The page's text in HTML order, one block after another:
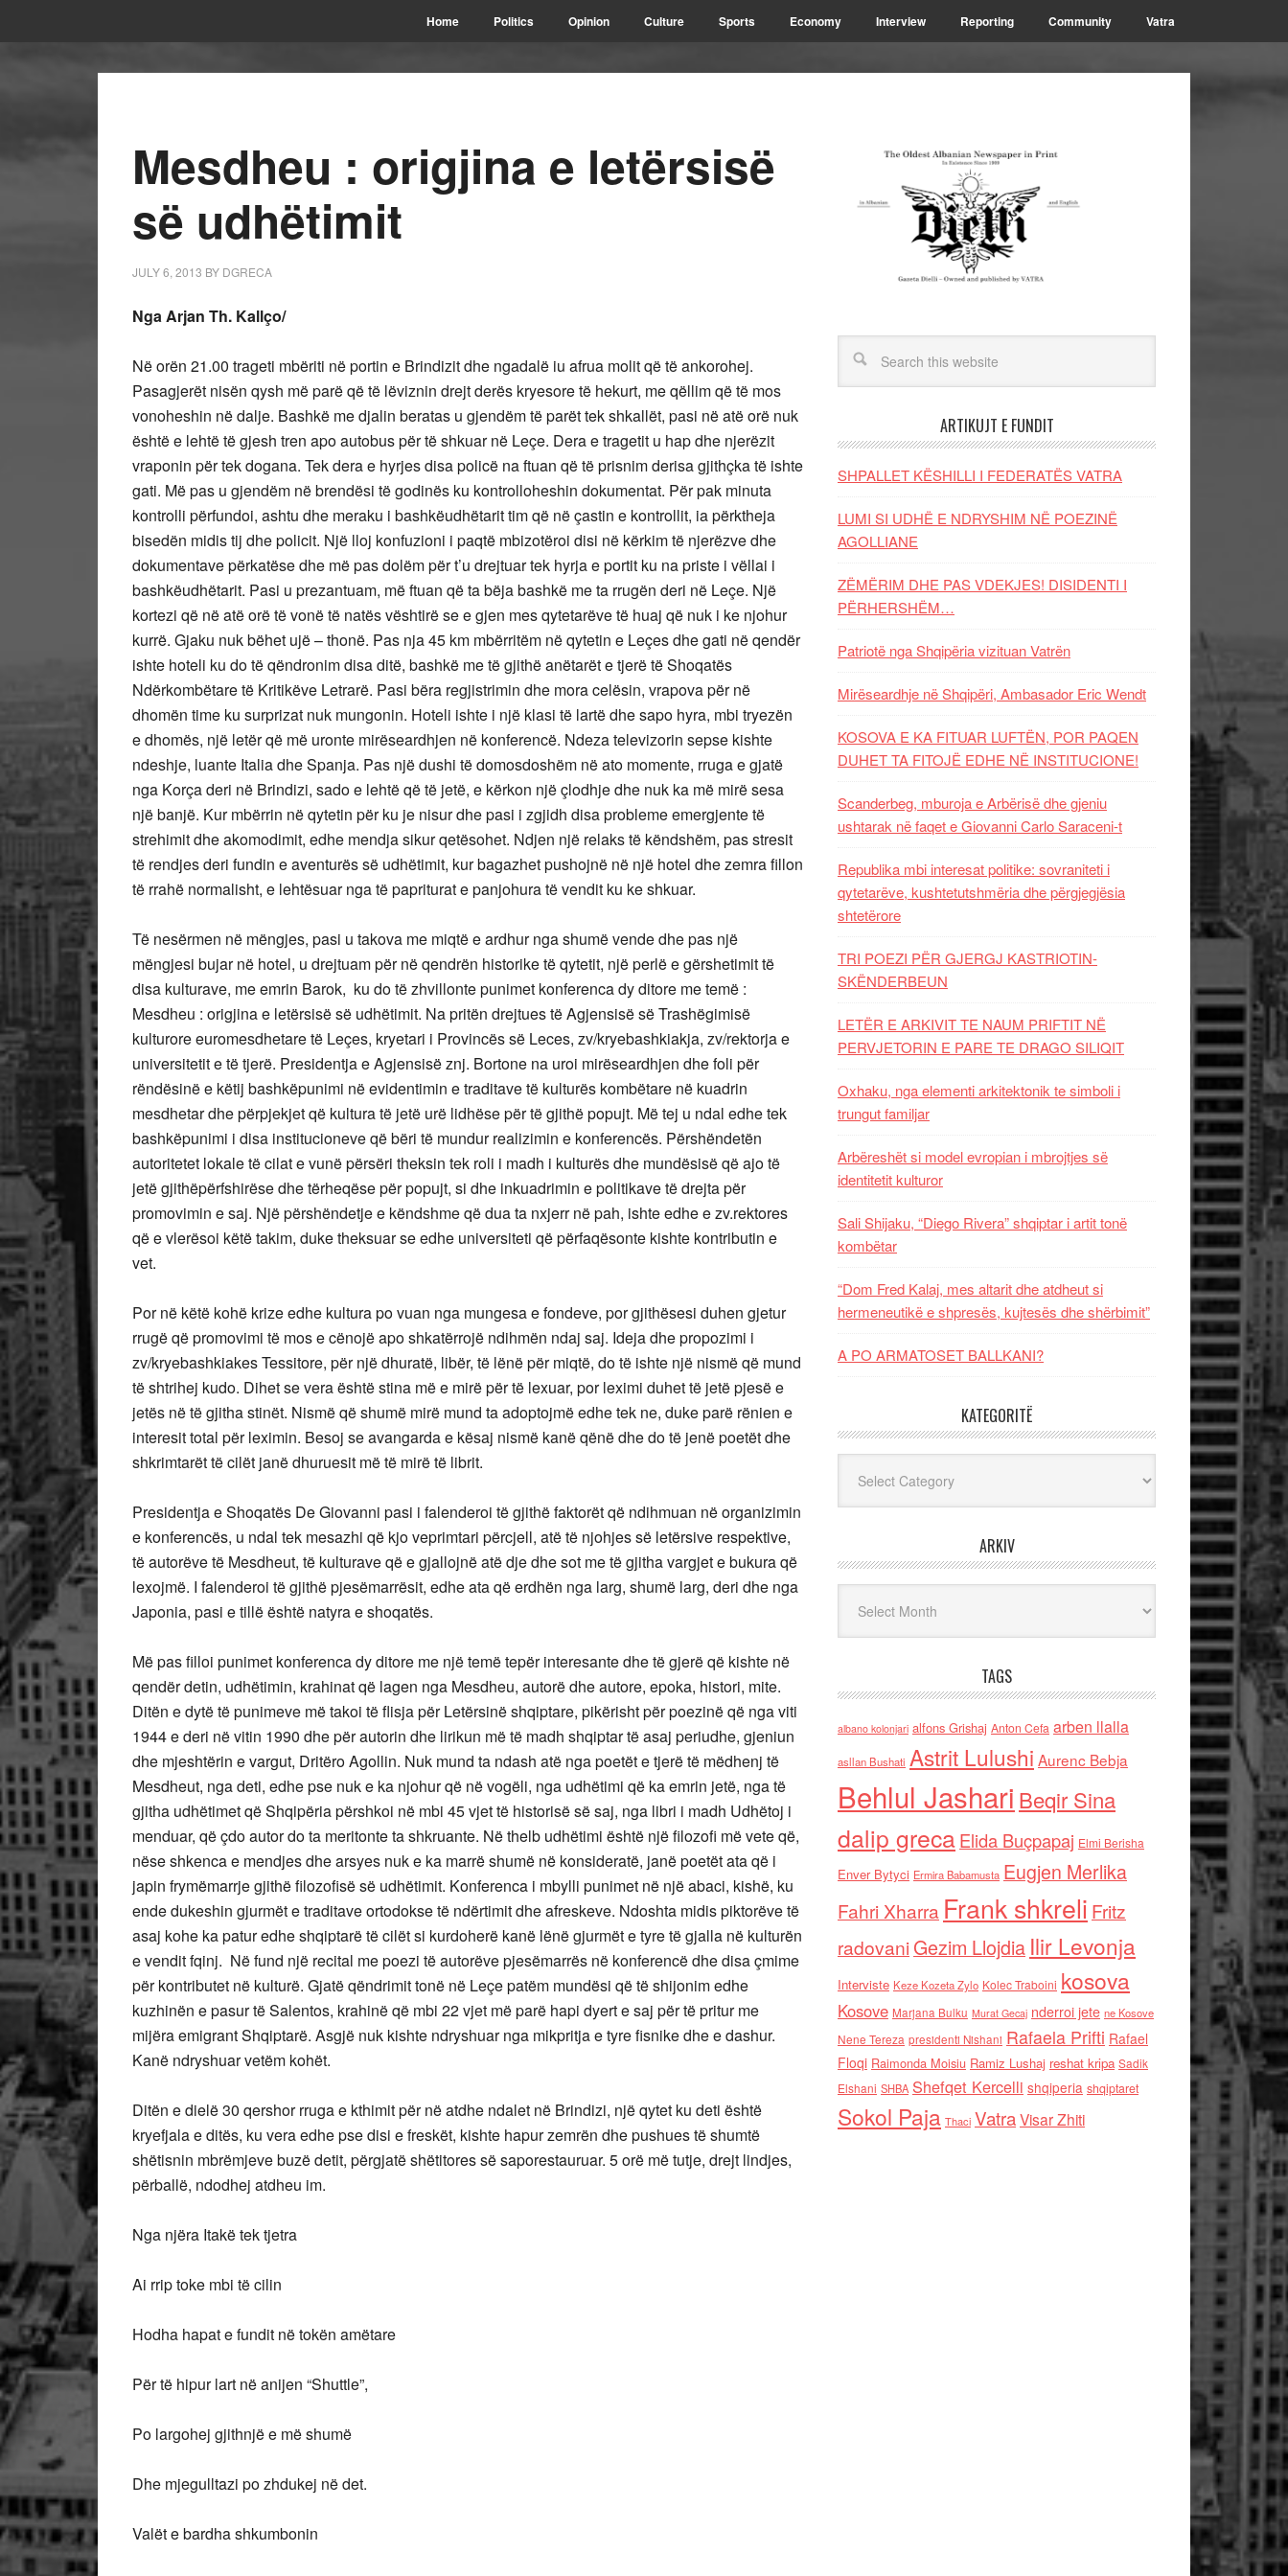
Home Politics Opinion Culture Sports Economy Interview Reporting Community Vatra
Mesdheu : origjina e letërsisë
së udhëtimit
JULY 6, 2013 BY DGRECA
Nga Arjan Th. Kallço/
Në orën 21.00 trageti mbëriti në portin e Brindizit dhe ngadalë iu afrua molit që të ankorohej.
Pasagjerët nisën qysh më parë që të lëviznin drejt derës kryesore të hekurt, me qëllim që të mos
vonoheshin në dalje. Bashkë me djalin beratas u gjendëm të parët tek shkallët, pasi në atë orë nuk
është e lehtë të gjesh tren apo autobus për të shkuar në Leçe. Dera e tragetit u hap dhe njerëzit
vraponin për tek dogana. Tek dera e hyrjes disa policë na ftuan që të prisnim derisa gjithçka të ishte
gati. Më pas u gjendëm në brendësi të godinës ku kontrolloheshin dokumentat. Për pak minuta
kontrolli përfundoi, ashtu dhe meraku i bashkëudhëtarit tim që në çastin e kontrollit, ia përktheja
bisedën midis tij dhe policit. Një lloj konfuzioni i paqtë mbizotëroi disi në kërkim të njerëzve dhe
dokumentave përkatëse dhe më pas dolëm për t’u drejtuar tek hyrja e portit ku na priste i vëllai i
bashkëudhëtarit. Pasi u prezantuam, më ftuan që ta bëja bashkë me ta rrugën deri në Leçe. Një
kortezi që në atë orë të vonë të natës vështirë se e gjen mes qytetarëve të huaj që nuk i ke njohur
kurrë. Gjaku nuk bëhet ujë – thonë. Pas nja 45 km mbërritëm në qytetin e Leçes dhe gati në qendër
ishte hoteli ku do të qëndronim disa ditë, bashkë me të gjithë anëtarët e tjerë të Shoqatës
Ndërkombëtare të Kritikëve Letrarë. Pasi bëra regjistrimin dhe mora celësin, vrapova për në
dhomën time ku surprizat nuk mungonin. Hoteli ishte i një klasi të lartë dhe sapo hyra, mbi tryezën
e dhomës, një letër që më uronte mirëseardhjen në konferencë. Ndeza televizorin sepse kishte
ndeshje, luante Italia dhe Spanja. Pas një dushi të domosdoshëm në ato momente, rruga e gjatë
nga Korça deri në Brindizi, sado e lehtë që të jetë, e kërkon një çlodhje dhe nuk ka më mirë sesa
një banjë. Kur mbërrin në qytetin për ku je nisur dhe pasi i zgjidh disa probleme emergjente të
strehimit dhe akomodimit, edhe mendja sikur qetësohet. Ndjen një relaks të këndshëm, pas stresit
të rendjes deri fundin e aventurës së udhëtimit, kur bagazhet pushojnë në një hotel dhe zemra fillon
të rrahë normalisht, e lehtësuar nga të papriturat e panjohura të vendit ku ke shkuar.
Të nesërmen në mëngjes, pasi u takova me miqtë e ardhur nga shumë vende dhe pas një
mëngjesi bujar në hotel, u drejtuam për në qendrën historike të qytetit, një perlë e gërshetimit të
disa kulturave, me emrin Barok, ku do të zhvillonte punimet konferenca dy ditore me temë :
Mesdheu : origjina e letërsisë së udhëtimit. Na pritën drejtues të Agjensisë së Trashëgimisë
kulturore euromesdhetare të Leçes, kryetari i Provincës së Leces, zv/kryebashkiakja, zv/rektorja e
universitetit e të tjerë. Presidentja e Agjensisë znj. Bortone na uroi mirëseardhjen dhe foli për
rëndësinë e këtij bashkëpunimi në evidentimin e traditave të kulturës kombëtare në kuadrin
mesdhetar dhe përpjekjet që kultura të jetë urë lidhëse për të gjithë popujt. Më tej u ndal edhe tek
bashkëpunimi i disa institucioneve që bëri të mundur realizimin e konferencës. Përshëndetën
autoritetet lokale të cilat e vunë përsëri theksin tek roli i madh i kulturës dhe mundësisë që ajo të
jetë gjithëpërfshirëse dhe tërheqëse për popujt, si dhe inkuadrimin e politikave të drejta për
promovimin e saj. Një përshëndetje e këndshme që dua ta nxjerr në pah, ishte edhe e zv.rektores
që e vlerësoi këtë takim, duke theksuar se edhe universiteti që përfaqësonte kishte kontributin e
vet.
Por në këtë kohë krize edhe kultura po vuan nga mungesa e fondeve, por gjithësesi duhen gjetur
rrugë që promovimi të mos e cënojë apo shkatërrojë ndihmën ndaj saj. Ideja dhe propozimi i
zv/kryebashkiakes Tessitore, për një dhuratë, libër, të lënë për miqtë, do të ishte një nismë që mund
të shtrihej kudo. Dihet se vera është stina më e mirë për të lexuar, por leximi duhet të jetë pjesë e
jetës në të gjitha stinët. Nismë që shumë mirë mund ta adoptojmë edhe tek ne, duke parë rënien e
interesit total për leximin. Besoj se avangarda e kësaj nismë kanë qënë dhe do të jenë poetët dhe
shkrimtarët të cilët janë dhuruesit më të mirë të librit.
Presidentja e Shoqatës De Giovanni pasi i falenderoi të gjithë faktorët që ndihmuan në organizimin
e konferencës, u ndal tek mesazhi që kjo veprimtari përcjell, atë të njohjes së letërsive respektive,
të autorëve të Mesdheut, të kulturave që e gjallojnë atë dje dhe sot me të gjitha vargjet e bukura që
lexojmë. I falenderoi të gjithë pjesëmarrësit, edhe ata që erdhën nga larg, shumë larg, deri dhe nga
Japonia, pasi e tillë është natyra e shoqatës.
Më pas filloi punimet konferenca dy ditore me një temë tepër interesante dhe të gjerë që kishte në
qendër detin, udhëtimin, krahinat që lagen nga Mesdheu, autorë dhe autore, epoka, histori, mite.
Ditën e dytë të punimeve më takoi të flisja për Letërsinë shqiptare, pikërisht për poezinë që nga viti
1944 e deri në vitin 1990 dhe për autorin dhe lirikun më të madh shqiptar të asaj periudhe, gjeniun
dhe mjeshtërin e vargut, Dritëro Agollin. Nuk mund ta ndash atë nga poetët e tjerë të mëdhenj të
Mesdheut, nga deti, edhe pse nuk e ka njohur që në vogëli, nga udhëtimi që ka emrin jetë, nga të
gjitha udhëtimet që Shqipëria përshkoi në mbi 45 vjet të historisë së saj, nga libri i madh Udhëtoj i
menduar, që çdo autor do ta meritonte ta shkruante. Në thelb udhëtimi është një filozofi më vete që,
nëse shkenca e mendjes dhe arsyes nuk e ka marrë shumë në konsideratë, janë poetët ata që i
japin frymëmarrje gjithë filozofisë së udhëtimit. Konferenca i mbylli punimet në një abaci, kishë, ku
ende dukeshin gjurmët e traditave ortodokse të ndërtimit dhe afreskeve. Ndoshta midis piktorëve të
asaj kohe ka patur edhe shqiptarë të cilët si kurdoherë kanë lënë gjurmët e tyre të gjalla në kulturën
e vendit fqinj. Në fund një recital me poezi të autorëve pjesëmarrës në konferencë dhe disa çmime
për kontributet në kulturë. Gjatë qëndrimit tonë në Leçe patëm mundësi që të shijonim edhe
kuzhinën e pasur të Salentos, krahinë që mbi 22 vjet më parë hapi dyert e saj për të pritur me
mijëra emigrant Shqiptarë. Asgjë nuk kishte ndryshuar nga mikpritja e tyre fisnike dhe e dashur.
Kanë ndryshuar vetëm kohët.
Ditën e dielë 30 qershor rruga e kthimit për në atdhe ndalet në Brindizi, një qytet ku deti është
kryefjala e ditës, ku vera edhe pse disi e freskët, kishte hapur zemrën dhe pushues të shumtë
shëtisnin mbrëmjeve buzë detit, përgjatë shëtitores së saporestauruar. 5 orë më tutje, drejt lindjes,
përballë, ndodhej atdheu im.
Nga njëra Itakë tek tjetra
Ai rrip toke mbi të cilin
Hodha hapat e fundit në tokën amëtare
Për të hipur lart në anijen “Shuttle”,
Po largohej gjithnjë e më shumë
Dhe mjegulltazi po zhdukej në det.
Valët e bardha shkumbonin
ARTIKUJT E FUNDIT
SHPALLET KËSHILLI I FEDERATËS VATRA
LUMI SI UDHË E NDRYSHIM NË POEZINË
AGOLLIANE
ZËMËRIM DHE PAS VDEKJES! DISIDENTI I
PËRHERSHËM…
Patriotë nga Shqipëria vizituan Vatrën
Mirëseardhje në Shqipëri, Ambasador Eric Wendt
KOSOVA E KA FITUAR LUFTËN, POR PAQEN
DUHET TA FITOJË EDHE NË INSTITUCIONE!
Scanderbeg, mburoja e Arbërisë dhe gjeniu
ushtarak në faqet e Giovanni Carlo Saraceni-t
Republika mbi interesat politike: sovraniteti i
qytetarëve, kushtetutshmëria dhe përgjegjësia
shtetërore
TRI POEZI PËR GJERGJ KASTRIOTIN-
SKËNDERBEUN
LETËR E ARKIVIT TE NAUM PRIFTIT NË
PERVJETORIN E PARE TE DRAGO SILIQIT
Oxhaku, nga elementi arkitektonik te simboli i
trungut familjar
Arbëreshët si model evropian i mbrojtjes së
identitetit kulturor
Sali Shijaku, “Diego Rivera” shqiptar i artit tonë
kombëtar
“Dom Fred Kalaj, mes altarit dhe atdheut si
hermeneutikë e shpresës, kujtesës dhe shërbimit”
A PO ARMATOSET BALLKANI?
KATEGORITË
ARKIV
TAGS
albano kolonjari alfons Grishaj Anton Cefa arben llalla
asllan Bushati Astrit Lulushi Aurenc Bebja
Behlul Jashari Beqir Sina
dalip grecaElida Buçpapaj Elmi Berisha
Enver Bytyci Ermira Babamusta Eugjen Merlika
Fahri Xharra Frank shkreli Fritz
radovaniGezim Llojdia Ilir Levonja
Interviste Keze Kozeta Zylo Kolec Traboini kosova
Kosove Marjana Bulku Murat Gecaj nderroi jete ne Kosove
Nene Tereza presidenti Nishani Rafaela Prifti Rafael
Floqi Raimonda Moisiu Ramiz Lushaj reshat kripa Sadik
Elshani SHBA Shefqet Kercelli shqiperia shqiptaret
Sokol Paja Thaci VatraVisar Zhiti